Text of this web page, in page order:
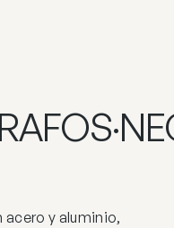
acero y aluminio,